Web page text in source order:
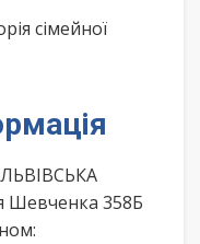
сімейної
Шевченка 358Б